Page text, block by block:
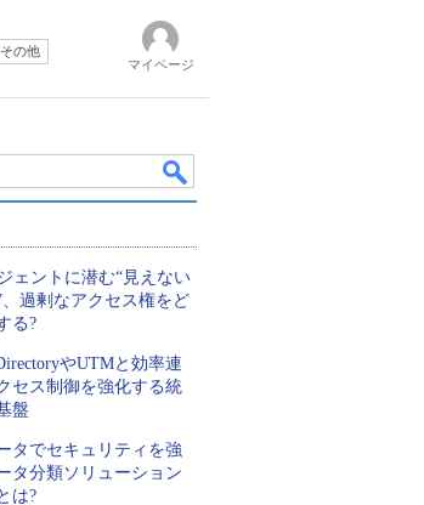
その他
マイページ
ェントに潜む“見えない
、過剰なアクセス権をど
る?
やUTMと効率連
セス制御を強化する統
盤
タでセキュリティを強
タ分類ソリューション
は?